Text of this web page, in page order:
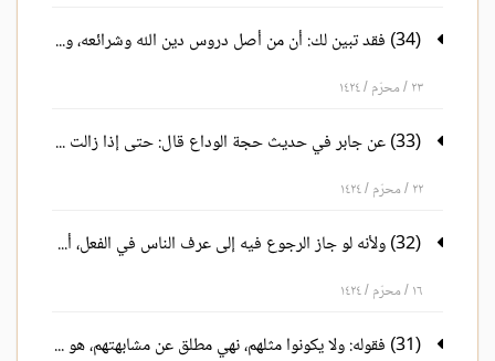
(34) فقد تبين لك: أن من أصل دروس دين الله وشرائعه، وظهور الكفر والمعاصي - التشبه بالكافرين
٢٣ / محرّم / ١٤٢٤
(33) عن جابر في حديث حجة الوداع قال: حتى إذا زالت الشمس - يعني يوم عرفة - أمر بالقصواء
٢٢ / محرّم / ١٤٢٤
(32) ولأنه لو جاز الرجوع فيه إلى عرف الناس في الفعل، أو في مسمى التخفيف، لاختلفت الصلاة الشرعية الراتبة
١٦ / محرّم / ١٤٢٤
(31) فقوله: ولا يكونوا مثلهم، نهي مطلق عن مشابهتهم، هو خاص - أيضاً في النهي عن مشابهتهم، في قسوة قلوبهم،